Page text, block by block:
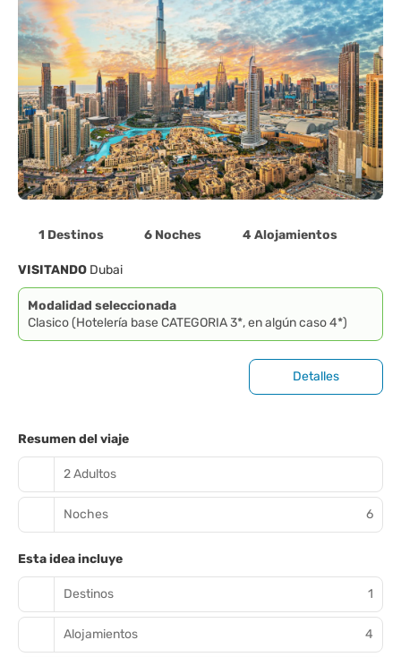
1 Destinos 6 Noches 4 Alojamientos
VISITANDO Dubai
Modalidad seleccionada
Clasico (Hotelería base CATEGORIA 3*, en algún caso 4*)
Detalles
Resumen del viaje
2 Adultos
Noches 6
Esta idea incluye
Destinos 1
Alojamientos 4